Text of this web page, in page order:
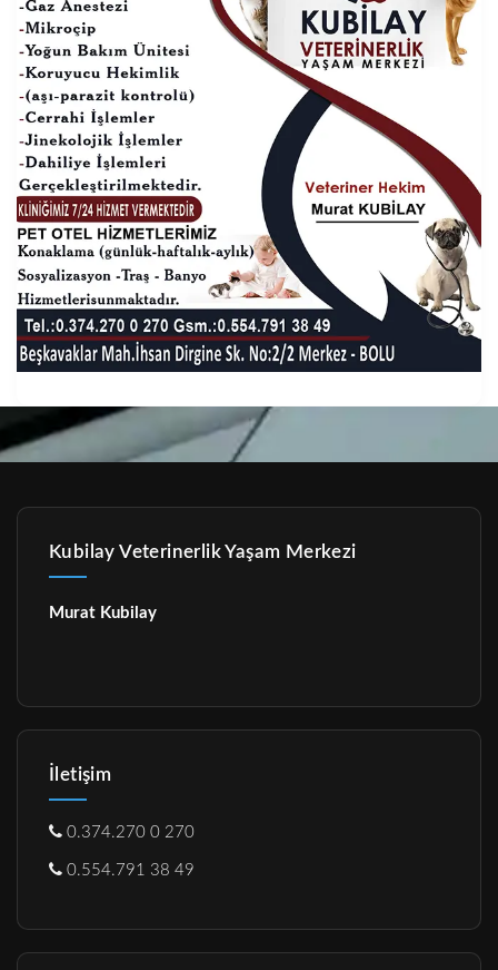
Kubilay Veterinerlik Yaşam Merkezi
Murat Kubilay
İletişim
0.374.270 0 270
0.554.791 38 49